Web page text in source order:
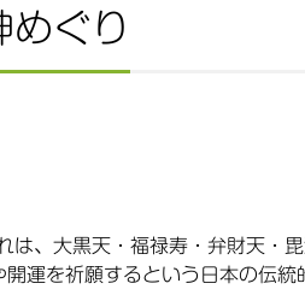
ぐり
、大黒天・福禄寿・弁財天・
運を祈願するという日本の伝統